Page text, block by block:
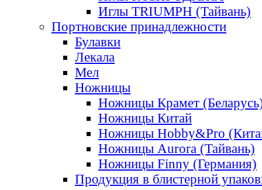
Иглы TRIUMPH (Тайвань)
Портновские принадлежности
Булавки
Лекала
Мел
Ножницы
Ножницы Крамет
Ножницы Китай
Ножницы Hobby&Pro
Ножницы Aurora (Тайвань)
Ножницы Finny (Германия)
Продукция в блистерной